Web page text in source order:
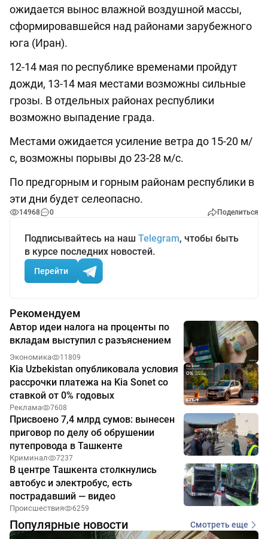
ожидается вынос влажной воздушной массы,
сформировавшейся над районами зарубежного
юга (Иран).
12-14 мая по республике временами пройдут
дожди, 13-14 мая местами возможны сильные
грозы. В отдельных районах республики
возможно выпадение града.
Местами ожидается усиление ветра до 15-20 м/
с, возможны порывы до 23-28 м/с.
По предгорным и горным районам республики в
эти дни будет селеопасно.
14968 0 Поделиться
Подписывайтесь на наш Telegram, чтобы быть
в курсе последних новостей.
Перейти
Рекомендуем
Автор идеи налога на проценты по
вкладам выступил с разъяснением
Экономика 11809
Kia Uzbekistan опубликовала условия
рассрочки платежа на Kia Sonet со
ставкой от 0% годовых
Реклама 7608
Присвоено 7,4 млрд сумов: вынесен
приговор по делу об обрушении
путепровода в Ташкенте
Криминал 7237
В центре Ташкента столкнулись
автобус и электробус, есть
пострадавший — видео
Происшествия 6259
Популярные новости Смотреть еще